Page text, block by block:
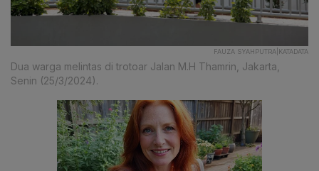
FAUZA SYAHPUTRA|KATADATA
Dua warga melintas di trotoar Jalan M.H Thamrin, Jakarta,
Senin (25/3/2024).